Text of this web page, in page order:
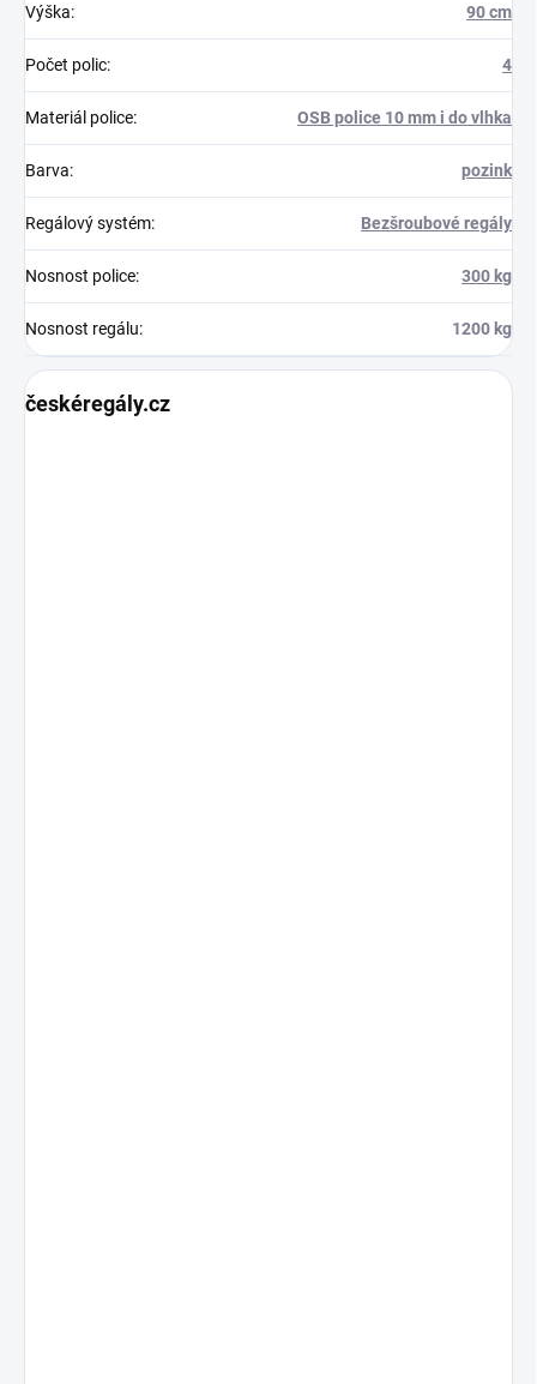
Výška: 90 cm
Počet polic: 4
Materiál police: OSB police 10 mm i do vlhka
Barva: pozink
Regálový systém: Bezšroubové regály
Nosnost police: 300 kg
Nosnost regálu: 1200 kg
českéregály.cz